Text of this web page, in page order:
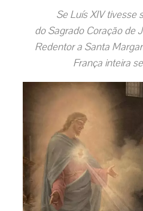
Se Luís XIV tivesse
do Sagrado Coração de
Redentor a Santa
França inteira